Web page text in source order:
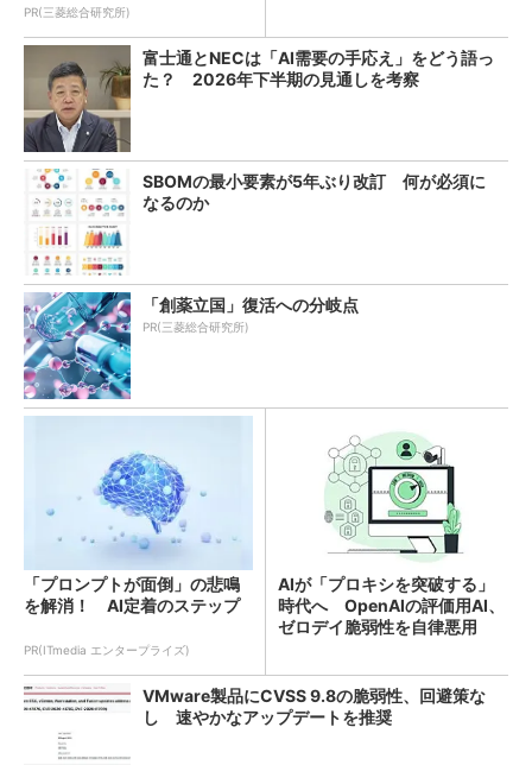
PR(三菱総合研究所)
富士通とNECは「AI需要の手応え」をどう語っ
た？ 2026年下半期の見通しを考察
SBOMの最小要素が5年ぶり改訂 何が必須に
なるのか
「創薬立国」復活への分岐点
PR(三菱総合研究所)
「プロンプトが面倒」の悲鳴
を解消！ AI定着のステップ
PR(ITmedia エンタープライズ)
AIが「プロキシを突破する」
時代へ OpenAIの評価用AI、
ゼロデイ脆弱性を自律悪用
VMware製品にCVSS 9.8の脆弱性、回避策な
し 速やかなアップデートを推奨